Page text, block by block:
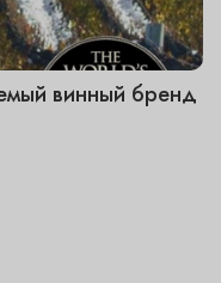
винный бренд